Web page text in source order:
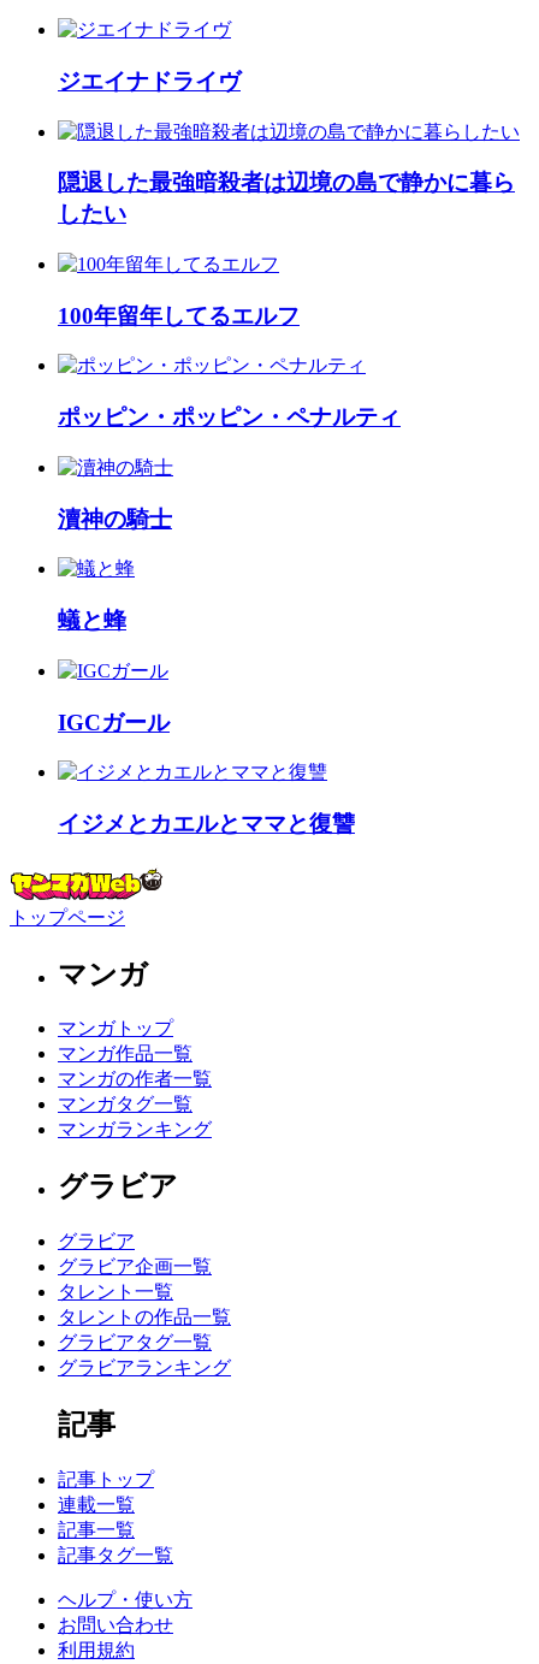
ジエイナドライヴ
隠退した最強暗殺者は辺境の島で静かに暮ら
したい
100年留年してるエルフ
ポッピン・ポッピン・ペナルティ
瀆神の騎士
蟻と蜂
IGCガール
イジメとカエルとママと復讐
トップページ
マンガ
マンガトップ
マンガ作品一覧
マンガの作者一覧
マンガタグ一覧
マンガランキング
グラビア
グラビア
グラビア企画一覧
タレント一覧
タレントの作品一覧
グラビアタグ一覧
グラビアランキング
記事
記事トップ
連載一覧
記事一覧
記事タグ一覧
ヘルプ・使い方
お問い合わせ
利用規約